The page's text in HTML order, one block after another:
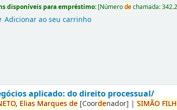
disponíveis para empréstimo: [Númerodechamada:
Adicionar ao seu carrinho
aplicado: do direito processual/
Elias Marques de [Coordenador] |SIMÃO